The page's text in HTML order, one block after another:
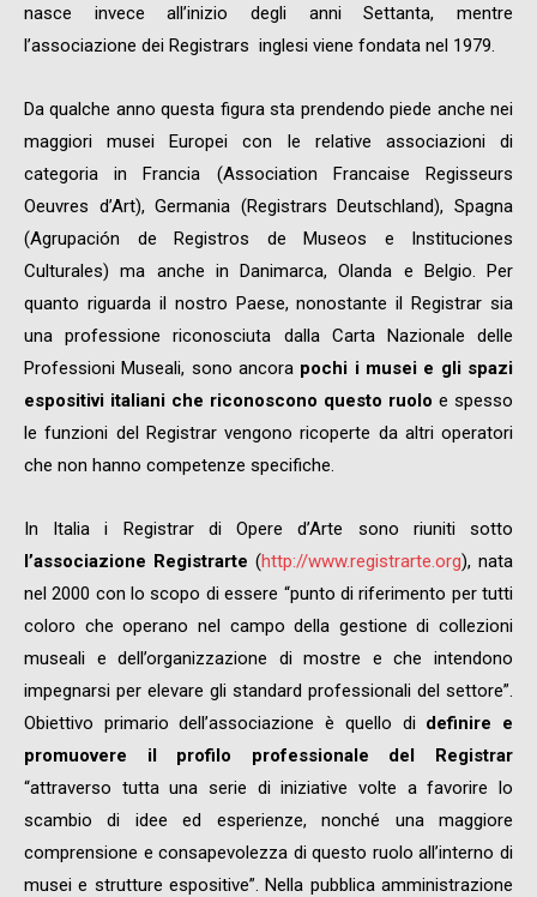
nasce invece all’inizio degli anni Settanta, mentre
l’associazione dei Registrars inglesi viene fondata nel 1979.
Da qualche anno questa figura sta prendendo piede anche nei
maggiori musei Europei con le relative associazioni di
categoria in Francia (Association Francaise Regisseurs
Oeuvres d’Art), Germania (Registrars Deutschland), Spagna
(Agrupación de Registros de Museos e Instituciones
Culturales) ma anche in Danimarca, Olanda e Belgio. Per
quanto riguarda il nostro Paese, nonostante il Registrar sia
una professione riconosciuta dalla Carta Nazionale delle
Professioni Museali, sono ancora pochi i musei e gli spazi
espositivi italiani che riconoscono questo ruolo e spesso
le funzioni del Registrar vengono ricoperte da altri operatori
che non hanno competenze specifiche.
In Italia i Registrar di Opere d’Arte sono riuniti sotto
l’associazione Registrarte (http://www.registrarte.org), nata
nel 2000 con lo scopo di essere “punto di riferimento per tutti
coloro che operano nel campo della gestione di collezioni
museali e dell’organizzazione di mostre e che intendono
impegnarsi per elevare gli standard professionali del settore”.
Obiettivo primario dell’associazione è quello di definire e
promuovere il profilo professionale del Registrar
“attraverso tutta una serie di iniziative volte a favorire lo
scambio di idee ed esperienze, nonché una maggiore
comprensione e consapevolezza di questo ruolo all’interno di
musei e strutture espositive”. Nella pubblica amministrazione